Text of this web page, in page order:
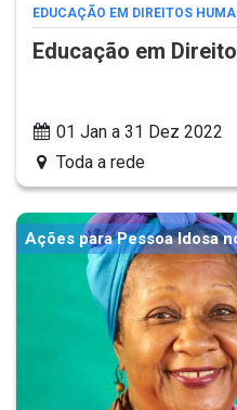
EDUCAÇÃO EM DIREITOS
Educação em
01 Jan a 31 Dez 2022
Toda a rede
Ações para Pessoa Idosa